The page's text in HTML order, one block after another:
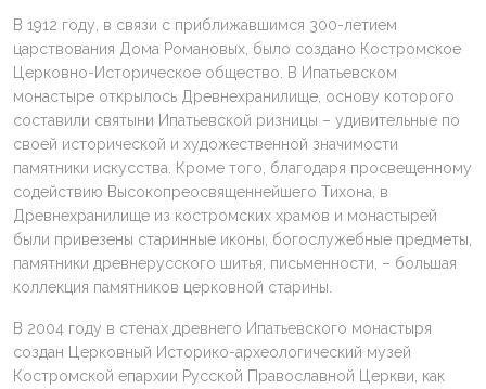
В 1912 году, в связи с приближавшимся 300-летием
царствования Дома Романовых, было создано Костромское
Церковно-Историческое общество. В Ипатьевском
монастыре открылось Древнехранилище, основу которого
составили святыни Ипатьевской ризницы – удивительные по
своей исторической и художественной значимости
памятники искусства. Кроме того, благодаря просвещенному
содействию Высокопреосвященнейшего Тихона, в
Древнехранилище из костромских храмов и монастырей
были привезены старинные иконы, богослужебные предметы,
памятники древнерусского шитья, письменности, – большая
коллекция памятников церковной старины.
В 2004 году в стенах древнего Ипатьевского монастыря
создан Церковный Историко-археологический музей
Костромской епархии Русской Православной Церкви, как